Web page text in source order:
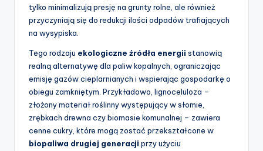
tylko minimalizują presję na grunty rolne, ale również
przyczyniają się do redukcji ilości odpadów trafiających
na wysypiska.
Tego rodzaju ekologiczne źródła energii stanowią
realną alternatywę dla paliw kopalnych, ograniczając
emisję gazów cieplarnianych i wspierając gospodarkę o
obiegu zamkniętym. Przykładowo, lignoceluloza –
złożony materiał roślinny występujący w słomie,
zrębkach drewna czy biomasie komunalnej – zawiera
cenne cukry, które mogą zostać przekształcone w
biopaliwa drugiej generacji przy użyciu